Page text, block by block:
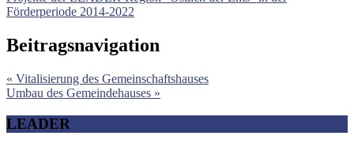
Förderperiode 2014-2022
Beitragsnavigation
« Vitalisierung des Gemeinschaftshauses
Umbau des Gemeindehauses »
LEADER